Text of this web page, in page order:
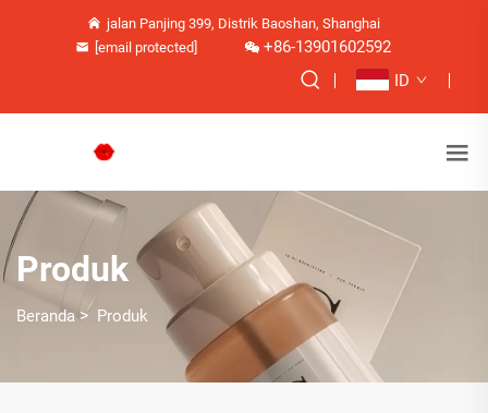
jalan Panjing 399, Distrik Baoshan, Shanghai
[email protected]
+86-13901602592
ID
Produk
Beranda > Produk